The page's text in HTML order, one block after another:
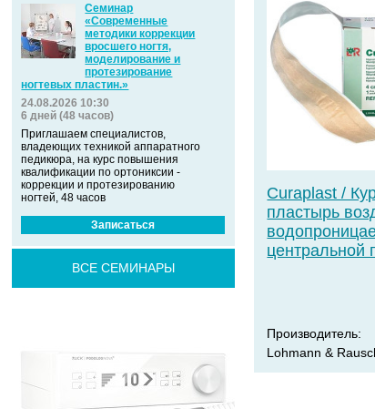
Семинар
«Современные
методики коррекции
вросшего ногтя,
моделирование и
протезирование
ногтевых пластин.»
24.08.2026 10:30
6 дней (48 часов)
Приглашаем специалистов,
владеющих техникой аппаратного
педикюра, на курс повышения
квалификации по ортониксии -
коррекции и протезированию
ногтей, 48 часов
Записаться
ВСЕ СЕМИНАРЫ
Curaplast /
пластырь
центральной
Производитель:
Lohmann &